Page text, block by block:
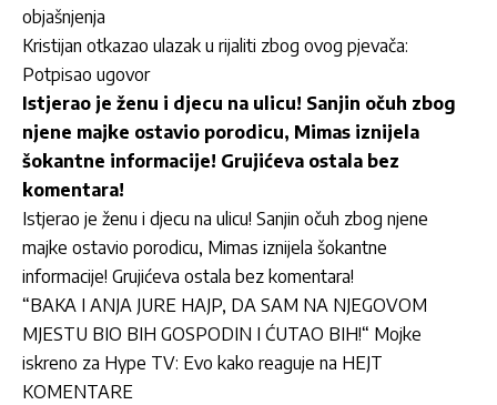
objašnjenja
Kristijan otkazao ulazak u rijaliti zbog ovog pjevača:
Potpisao ugovor
Istjerao je ženu i djecu na ulicu! Sanjin očuh zbog
njene majke ostavio porodicu, Mimas iznijela
šokantne informacije! Grujićeva ostala bez
komentara!
Istjerao je ženu i djecu na ulicu! Sanjin očuh zbog njene
majke ostavio porodicu, Mimas iznijela šokantne
informacije! Grujićeva ostala bez komentara!
“BAKA I ANJA JURE HAJP, DA SAM NA NJEGOVOM
MJESTU BIO BIH GOSPODIN I ĆUTAO BIH!“ Mojke
iskreno za Hype TV: Evo kako reaguje na HEJT
KOMENTARE